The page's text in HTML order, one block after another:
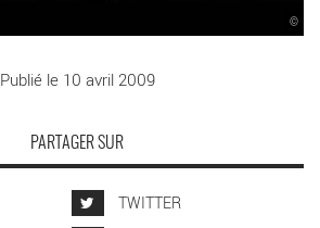
©
Publié le 10 avril 2009
PARTAGER SUR
TWITTER